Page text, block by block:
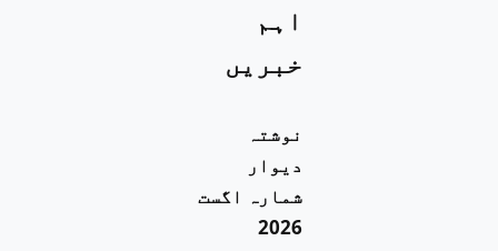
اہم
خبریں
نوشتہ
دیوار
شمارہ اگست
2026